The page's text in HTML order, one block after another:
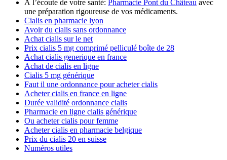
À l’écoute de votre santé: Pharmacie Pont du Château avec
une préparation rigoureuse de vos médicaments.
Cialis en pharmacie lyon
Avoir du cialis sans ordonnance
Achat cialis sur le net
Prix cialis 5 mg comprimé pelliculé boîte de 28
Achat cialis generique en france
Achat de cialis en ligne
Cialis 5 mg générique
Faut il une ordonnance pour acheter cialis
Acheter cialis en france en ligne
Durée validité ordonnance cialis
Pharmacie en ligne cialis générique
Ou acheter cialis pour femme
Acheter cialis en pharmacie belgique
Prix du cialis 20 en suisse
Numéros utiles